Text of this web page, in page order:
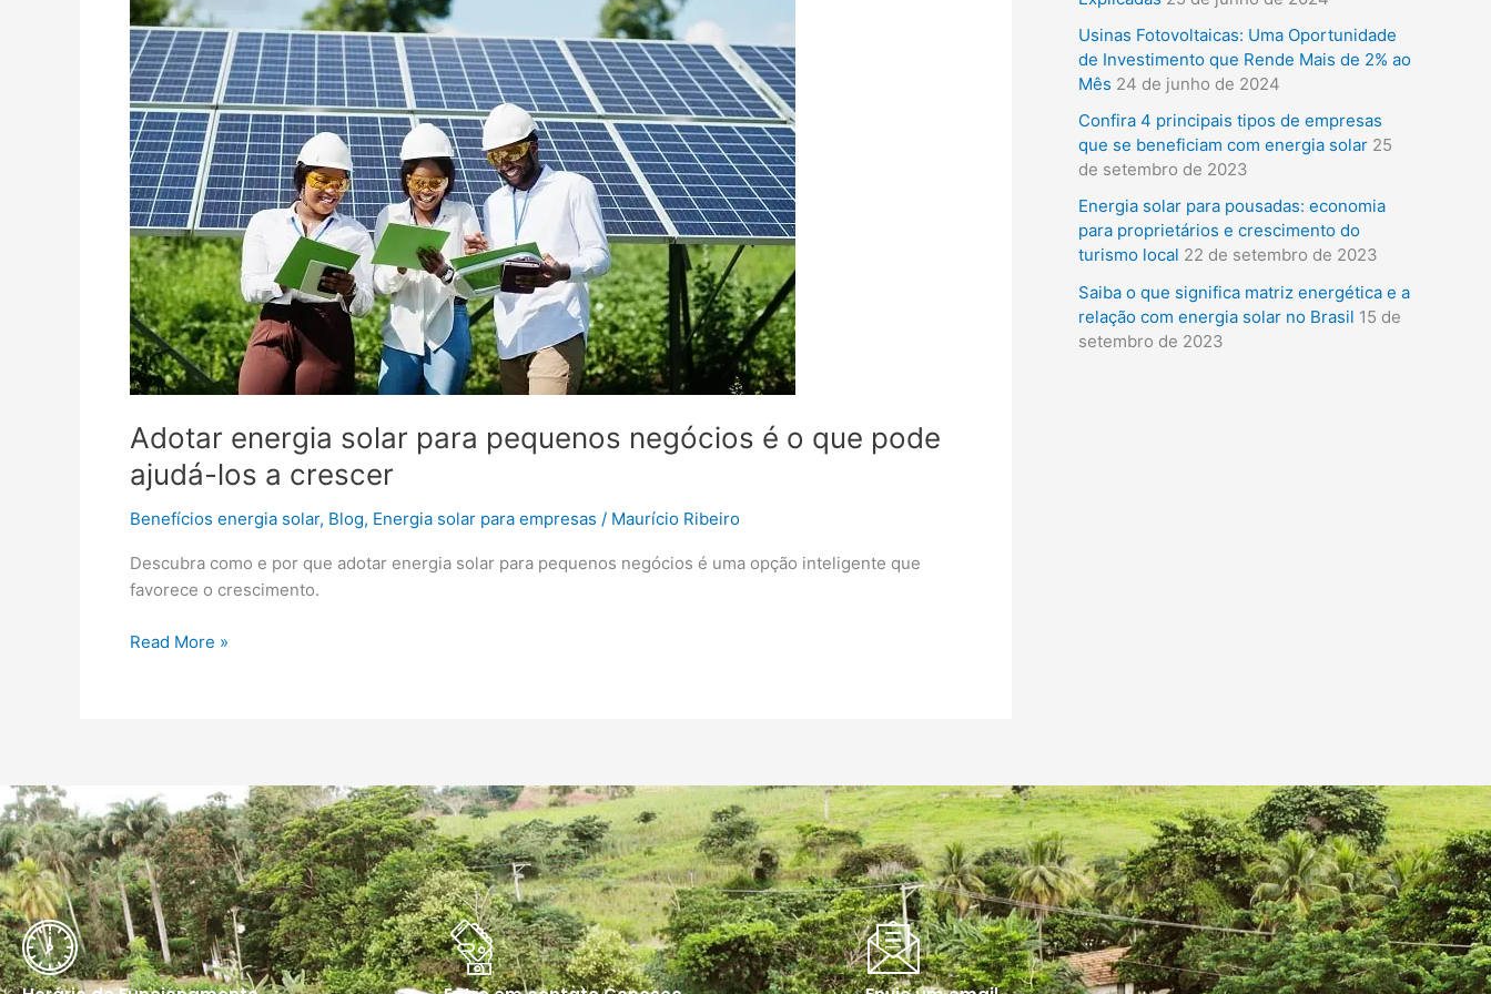
Adotar energia solar para pequenos negócios é o que pode
ajudá-los a crescer
Benefícios energia solar, Blog, Energia solar para empresas / Maurício Ribeiro
Descubra como e por que adotar energia solar para pequenos negócios é uma opção inteligente que
favorece o crescimento.
solar
para
pequenos
negócios
é
o
que
pode
ajudá-
los
a
crescer
Read More »
s
a
r
p
o
r
:
Usinas Fotovoltaicas: Uma Oportunidade
de Investimento que Rende Mais de 2% ao
Mês 24 de junho de 2024
Confira 4 principais tipos de empresas
que se beneficiam com energia solar 25
de setembro de 2023
Energia solar para pousadas: economia
para proprietários e crescimento do
turismo local 22 de setembro de 2023
Saiba o que significa matriz energética e a
relação com energia solar no Brasil 15 de
setembro de 2023